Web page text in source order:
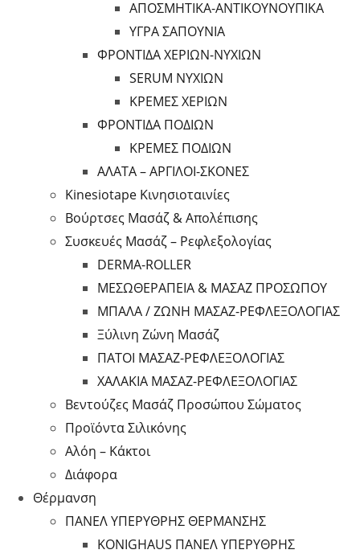
ΑΠΟΣΜΗΤΙΚΑ-ΑΝΤΙΚΟΥΝΟΥΠΙΚΑ
ΥΓΡΑ ΣΑΠΟΥΝΙΑ
ΦΡΟΝΤΙΔΑ ΧΕΡΙΩΝ-ΝΥΧΙΩΝ
SERUM ΝΥΧΙΩΝ
ΚΡΕΜΕΣ ΧΕΡΙΩΝ
ΦΡΟΝΤΙΔΑ ΠΟΔΙΩΝ
ΚΡΕΜΕΣ ΠΟΔΙΩΝ
ΑΛΑΤΑ – ΑΡΓΙΛΟΙ-ΣΚΟΝΕΣ
Kinesiotape Κινησιοταινίες
Βούρτσες Μασάζ & Απολέπισης
Συσκευές Μασάζ – Ρεφλεξολογίας
DERMA-ROLLER
ΜΕΣΩΘΕΡΑΠΕΙΑ & ΜΑΣΑΖ ΠΡΟΣΩΠΟΥ
ΜΠΑΛΑ / ΖΩΝΗ ΜΑΣΑΖ-ΡΕΦΛΕΞΟΛΟΓΙΑΣ
Ξύλινη Ζώνη Μασάζ
ΠΑΤΟΙ ΜΑΣΑΖ-ΡΕΦΛΕΞΟΛΟΓΙΑΣ
ΧΑΛΑΚΙΑ ΜΑΣΑΖ-ΡΕΦΛΕΞΟΛΟΓΙΑΣ
Βεντούζες Μασάζ Προσώπου Σώματος
Προϊόντα Σιλικόνης
Αλόη – Κάκτοι
Διάφορα
Θέρμανση
ΠΑΝΕΛ ΥΠΕΡΥΘΡΗΣ ΘΕΡΜΑΝΣΗΣ
KONIGHAUS ΠΑΝΕΛ ΥΠΕΡΥΘΡΗΣ